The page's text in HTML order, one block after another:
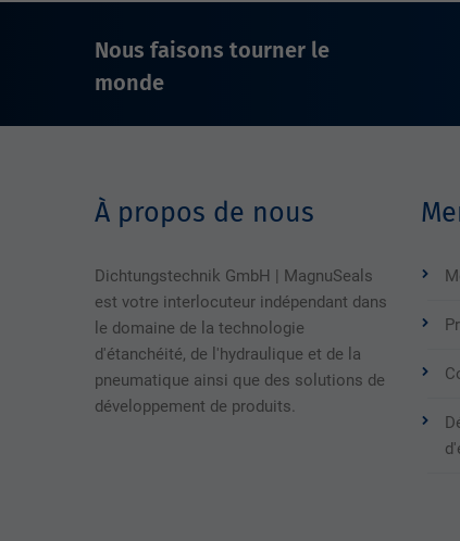
Nous faisons tourner le
monde
À propos de nous
Dichtungstechnik GmbH | MagnuSeals
est votre interlocuteur indépendant dans
le domaine de la technologie
d'étanchéité, de l'hydraulique et de la
pneumatique ainsi que des solutions de
développement de produits.